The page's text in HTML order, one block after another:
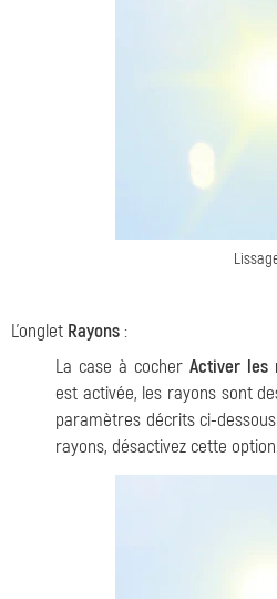
L'onglet Rayons:
La case à cocher Activer les
est activée, les rayons sont
paramètres décrits ci-
rayons, désactivez cette